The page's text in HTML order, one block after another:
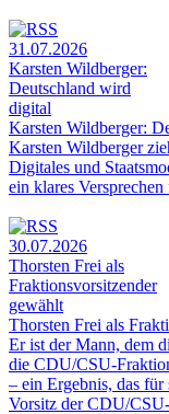
31.07.2026
Karsten Wildberger:
Deutschland wird
digital
Karsten Wildberger:
Karsten Wildberger
Digitales und
ein klares
30.07.2026
Thorsten Frei als
Fraktionsvorsitzender
gewählt
Thorsten Frei als
Er ist der Mann, dem
die CDU/CSU-
– ein Ergebnis, das
Vorsitz der CDU/